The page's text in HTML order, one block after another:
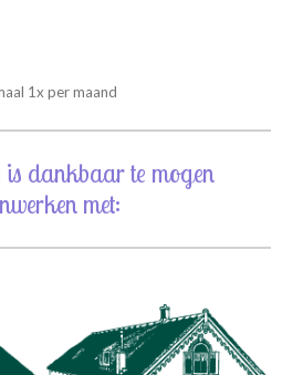
1x per maand
is dankbaar te mogen
met: